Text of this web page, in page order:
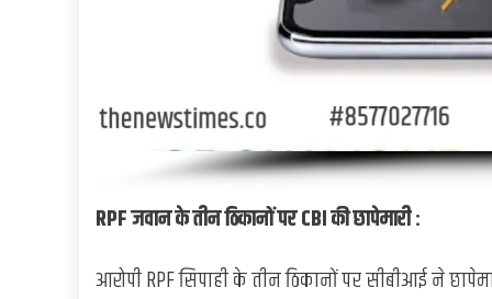
RPF जवान के तीन ठिकानों पर CBI की छापेमारी :
आरोपी RPF सिपाही के तीन ठिकानों पर सीबीआई ने